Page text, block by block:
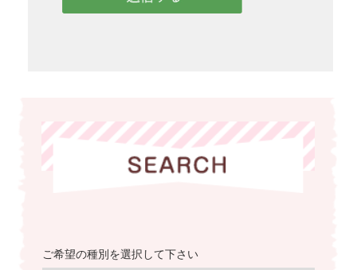
ご希望の種別を選択して下さい